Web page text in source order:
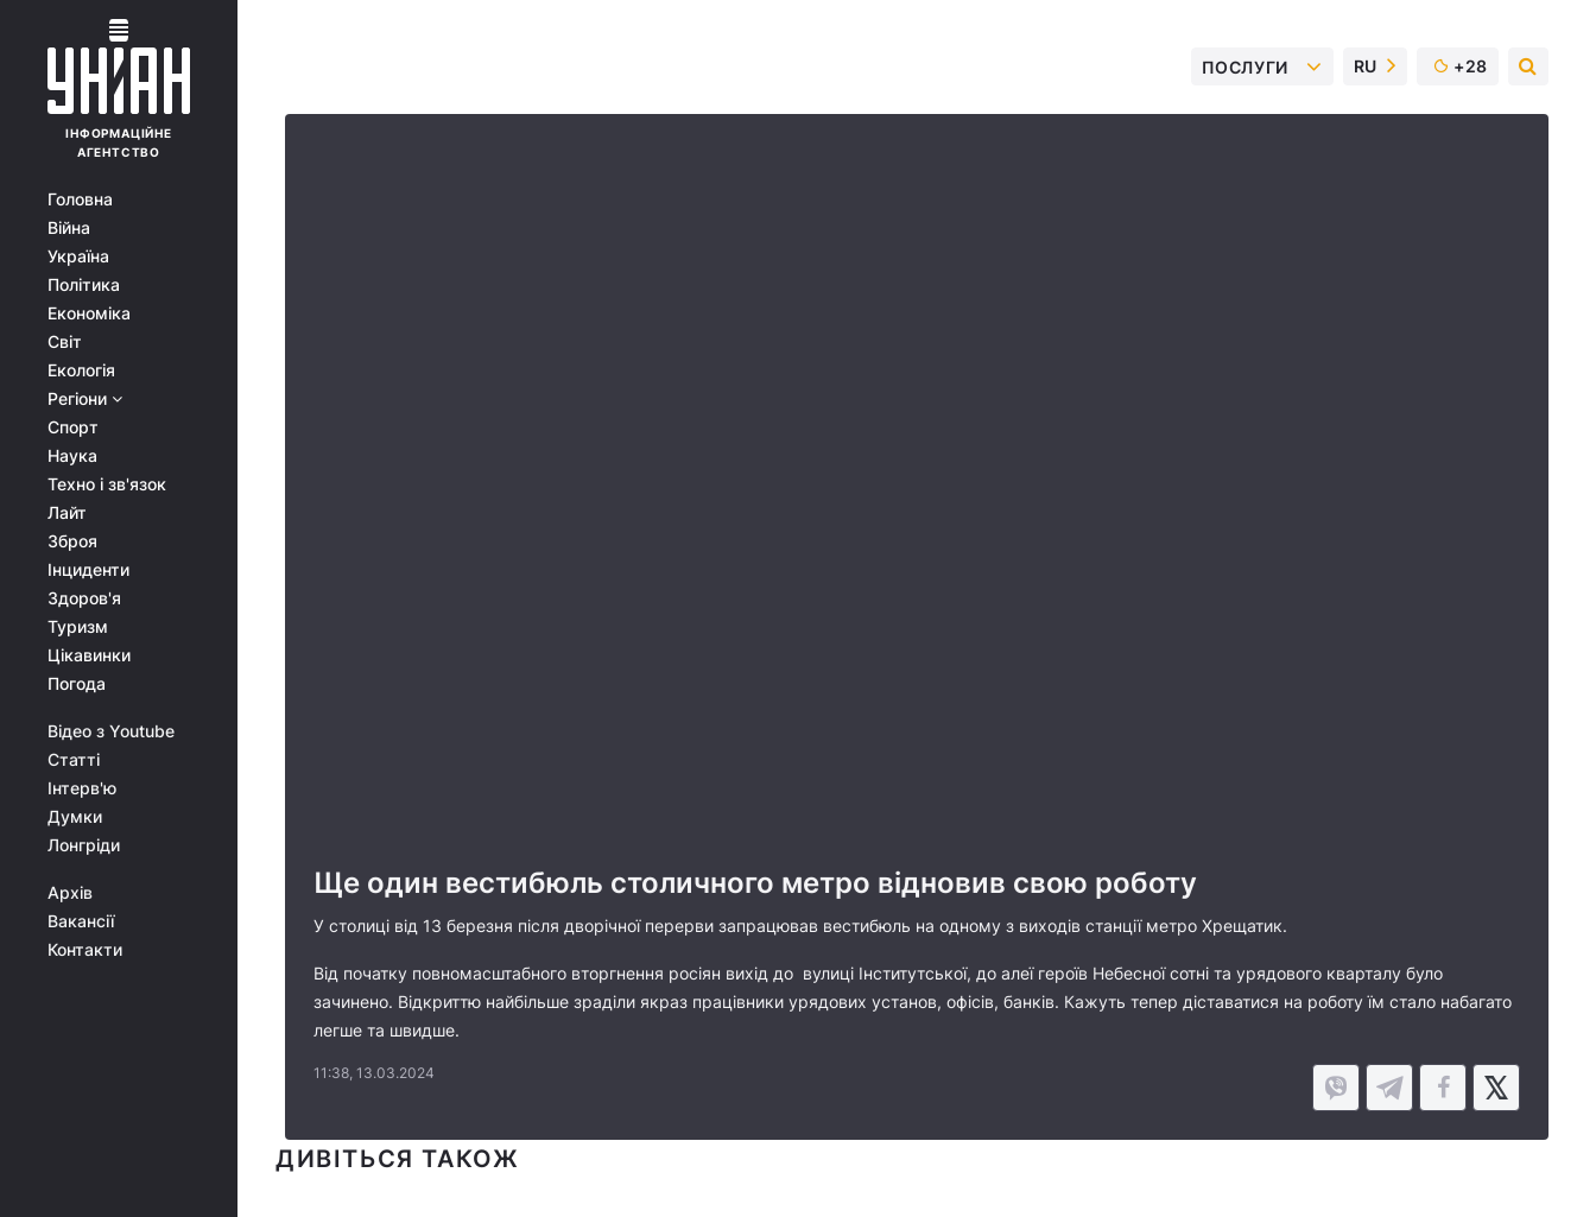
ІНФОРМАЦІЙНЕ
АГЕНТСТВО
Головна
Війна
Україна
Політика
Економіка
Світ
Екологія
Регіони
Спорт
Наука
Техно і зв'язок
Лайт
Зброя
Інциденти
Здоров'я
Туризм
Цікавинки
Погода
Відео з Youtube
Статті
Інтерв'ю
Думки
Лонгріди
Архів
Вакансії
Контакти
ПОСЛУГИ RU +28
Ще один вестибюль столичного метро відновив свою роботу
У столиці від 13 березня після дворічної перерви запрацював вестибюль на одному з виходів станції метро Хрещатик.
Від початку повномасштабного вторгнення росіян вихід до вулиці Інститутської, до алеї героїв Небесної сотні та урядового кварталу було
зачинено. Відкриттю найбільше зраділи якраз працівники урядових установ, офісів, банків. Кажуть тепер діставатися на роботу їм стало набагато
легше та швидше.
11:38, 13.03.2024
ДИВІТЬСЯ ТАКОЖ